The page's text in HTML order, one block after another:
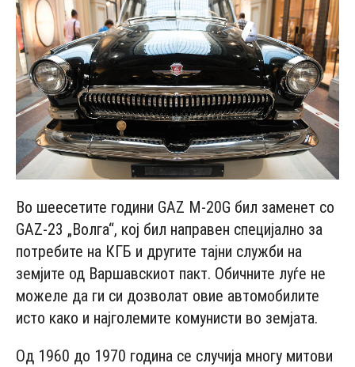
Во шеесетите години GAZ M-20G бил заменет со
GAZ-23 „Волга“, кој бил направен специјално за
потребите на КГБ и другите тајни служби на
земјите од Варшавскиот пакт. Обичните луѓе не
можеле да ги си дозволат овие автомобилите
исто како и најголемите комунисти во земјата.
Од 1960 до 1970 година се случија многу митови